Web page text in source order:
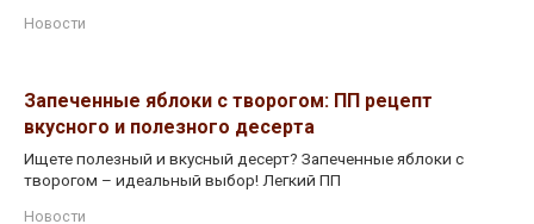
Новости
Запеченные яблоки с творогом: ПП рецепт
вкусного и полезного десерта
Ищете полезный и вкусный десерт? Запеченные яблоки с
творогом – идеальный выбор! Легкий ПП
Новости